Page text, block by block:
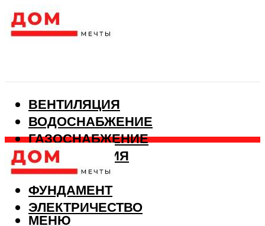
ВЕНТИЛЯЦИЯ
ВОДОСНАБЖЕНИЕ
ГАЗОСНАБЖЕНИЕ
КАНАЛИЗАЦИЯ
ОТОПЛЕНИЕ
ФУНДАМЕНТ
ЭЛЕКТРИЧЕСТВО
МЕНЮ